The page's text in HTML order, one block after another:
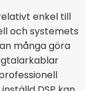
enkel till
och systemets
många göra